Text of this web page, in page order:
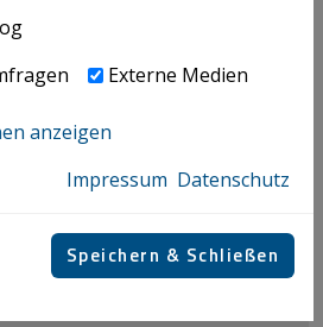
Sadl Michael
Externe Medien
anzeigen
Impressum Datenschutz
Speichern & Schließen